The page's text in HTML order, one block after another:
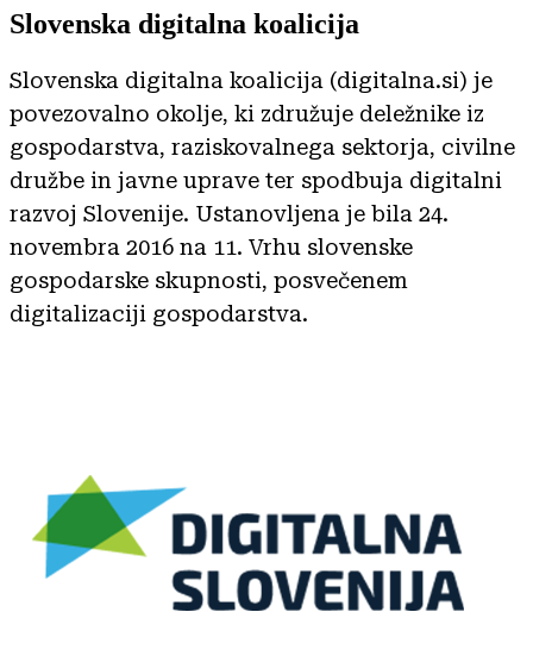
Slovenska digitalna koalicija
Slovenska digitalna koalicija (digitalna.si) je
povezovalno okolje, ki združuje deležnike iz
gospodarstva, raziskovalnega sektorja, civilne
družbe in javne uprave ter spodbuja digitalni
razvoj Slovenije. Ustanovljena je bila 24.
novembra 2016 na 11. Vrhu slovenske
gospodarske skupnosti, posvečenem
digitalizaciji gospodarstva.